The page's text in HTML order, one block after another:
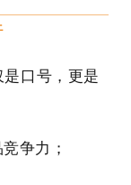
是口号，更是
争力；